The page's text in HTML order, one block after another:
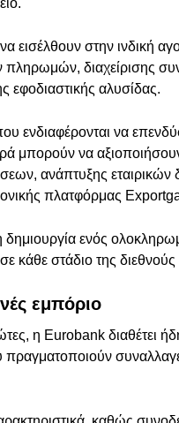
να εισέλθουν στην ινδική
διαχείρισης
εφοδιαστικής αλυσίδας.
ενδιαφέρονται να
μπορούν να
ανάπτυξης εταιρικών
πλατφόρμας
δημιουργία ενός
κάθε στάδιο της
εμπόριο
η Eurobank διαθέτει
πραγματοποιούν